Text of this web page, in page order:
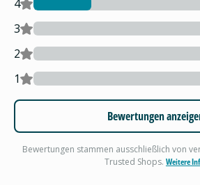
4
3
2
1
Bewertungen
Bewertungen stammen ausschließlich von
Trusted Shops. Weitere